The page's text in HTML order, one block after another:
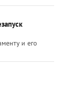
и его